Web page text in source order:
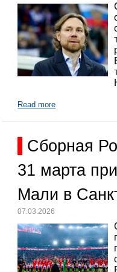
Read more
Сборная
31 марта
Мали в
07.03.2026